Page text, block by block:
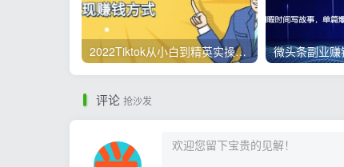
2022Tiktok从小白到精英实操，0-1保姆级实操全程无忧，多种变现赚钱方式
评论 抢沙发